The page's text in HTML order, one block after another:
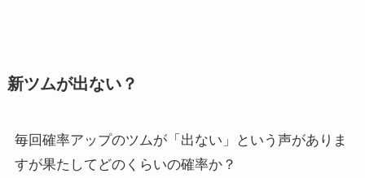
新ツムが出ない？
毎回確率アップのツムが「出ない」という声がありま
すが果たしてどのくらいの確率か？